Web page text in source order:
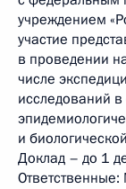
учреждением
участие
в проведении
числе
исследований
и
Доклад – до 1